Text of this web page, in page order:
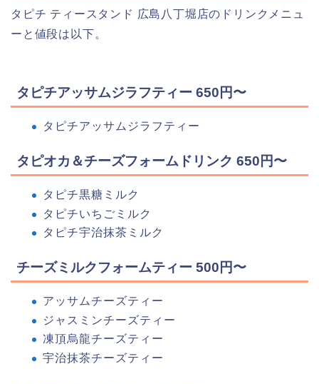
タピチ ティースタンド 広島八丁堀店のドリンクメニュ
ーと値段は以下。
タピチアッサムジラフティー 650円〜
タピチアッサムジラフティー
タピオカ＆チーズフォームドリンク 650円〜
タピチ黒糖ミルク
タピチいちごミルク
タピチ宇治抹茶ミルク
チーズミルクフォームティー 500円〜
アッサムチーズティー
ジャスミンチーズティー
凍頂烏龍チーズティー
宇治抹茶チーズティー